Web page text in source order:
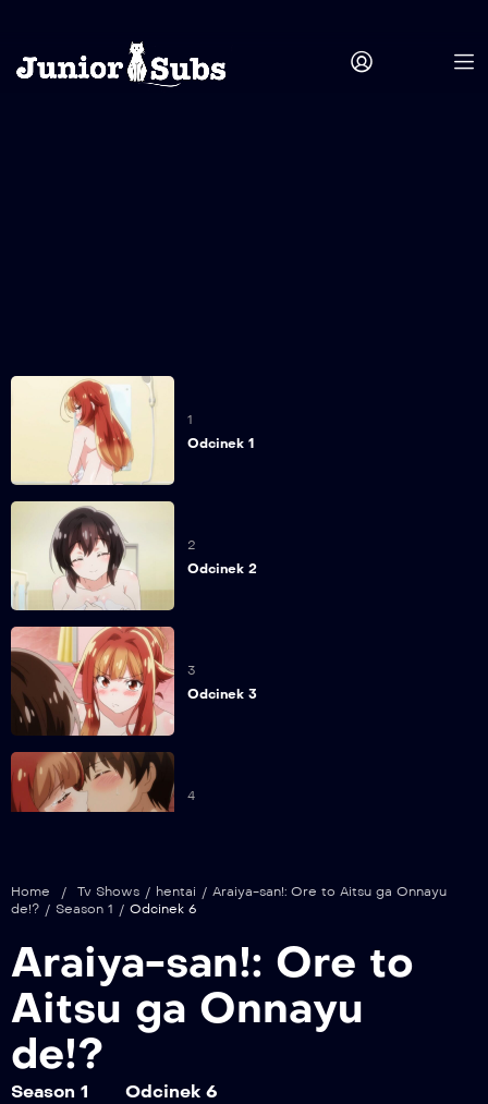
1
Odcinek 1
2
Odcinek 2
3
Odcinek 3
4
Odcinek 5
Home / Tv Shows / hentai / Araiya-san!: Ore to Aitsu ga Onnayu
de!? / Season 1 / Odcinek 6
Araiya-san!: Ore to
Aitsu ga Onnayu
de!?
Season 1 Odcinek 6